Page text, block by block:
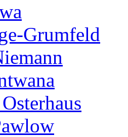
Grumfeld